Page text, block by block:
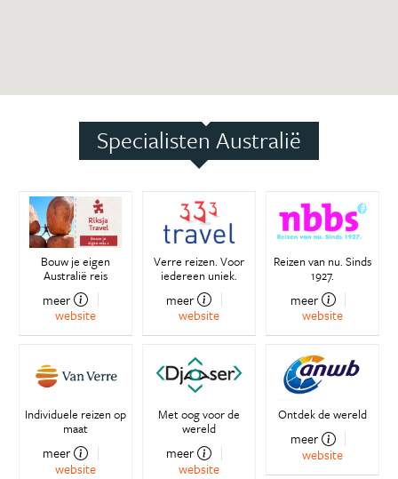
Specialisten Australië
Bouw je eigen
Australië reis
meer
website
Verre reizen. Voor
iedereen uniek.
meer
website
Reizen van nu. Sinds
1927.
meer
website
Individuele reizen op
maat
meer
website
Met oog voor de
wereld
meer
website
Ontdek de wereld
meer
website